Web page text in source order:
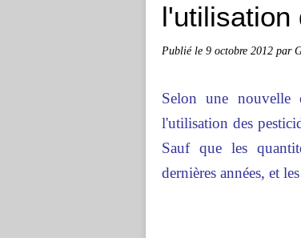
l'utilisation
Publié le 9 octobre 2012 par
Selon une
l'utilisation des
Sauf que les
dernières années, et